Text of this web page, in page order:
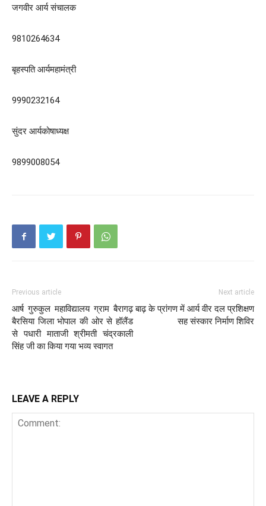
जगवीर आर्य संचालक
9810264634
बृहस्पति आर्यमहामंत्री
9990232164
सुंदर आर्यकोषाध्यक्ष
9899008054
Previous article
आर्ष गुरुकुल महाविद्यालय ग्राम बैरागढ़
बैरसिया जिला भोपाल की ओर से हॉलैंड
से पधारी माताजी श्रीमती चंद्रकाली
सिंह जी का किया गया भव्य स्वागत
Next article
बाढ़ के प्रांगण में आर्य वीर दल प्रशिक्षण
सह संस्कार निर्माण शिविर
LEAVE A REPLY